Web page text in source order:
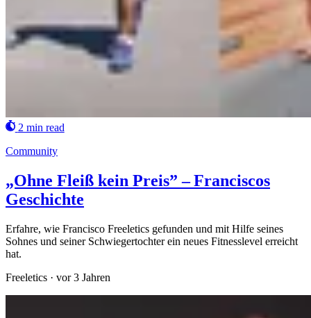
2 min read
Community
„Ohne Fleiß kein Preis” – Franciscos
Geschichte
Erfahre, wie Francisco Freeletics gefunden und mit Hilfe seines
Sohnes und seiner Schwiegertochter ein neues Fitnesslevel erreicht
hat.
Freeletics · vor 3 Jahren